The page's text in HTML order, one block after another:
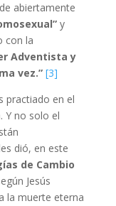
abiertamente
y
con la
Adventista y
vez.” [3]
practiado en el
Y no solo el
dió, en este
de Cambio
Jesús
la muerte eterna